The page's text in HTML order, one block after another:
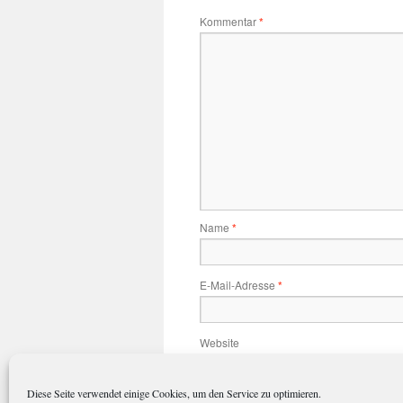
Diese Seite verwendet einige Cookies, um den Service zu optimieren.
Kommentar*
Name *
E-Mail-Adresse *
Website
Name, E-Mail-Adresse und